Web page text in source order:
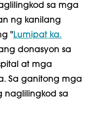
sa mga
ng kanilang
" Lumipat ka.
donasyon sa
at mga
Sa ganitong mga
naglilingkod sa